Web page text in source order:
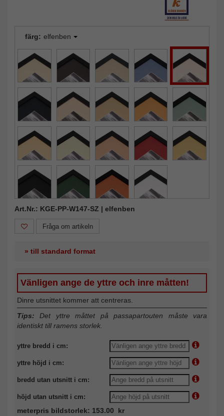
färg: elfenben
Art.Nr.: KGE-PP-W147-SZ | elfenben
Fråga om artikeln
» till standard format
Vänligen ange de yttre och inre måtten!
Dinre utsnittet kommer att centreras.
Tips: Det yttre måttet på passapartouten måste vara
identiskt till ramens storlek.
yttre bredd i cm:
yttre höjd i cm:
bredd utan utsnitt i cm:
höjd utan utsnitt i cm:
meterpris bildstorlek: 153.00 kr